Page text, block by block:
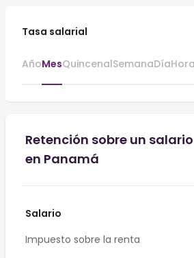
Tasa salarial
AñoMesQuincenalSemanaDíaHora
Retención sobre un salario
en Panamá
Salario
Impuesto sobre la renta